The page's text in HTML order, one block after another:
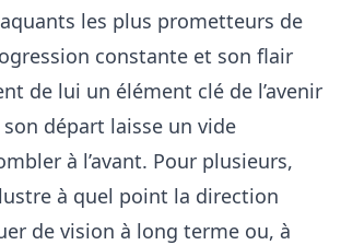
les plus prometteurs de
constante et son flair
de lui un élément clé de l’avenir
son départ laisse un vide
à l’avant. Pour plusieurs,
à quel point la direction
de vision à long terme ou, à